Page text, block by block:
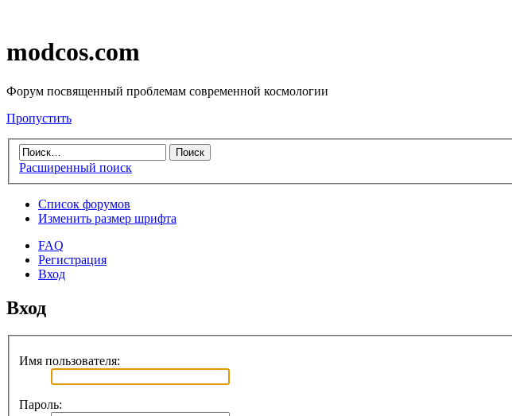
modcos.com
Форум посвященный проблемам современной космологии
Пропустить
Расширенный поиск
Список форумов
Изменить размер шрифта
FAQ
Регистрация
Вход
Вход
Имя пользователя:
Пароль: